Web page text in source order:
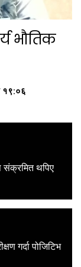
भौतिक
१९:०६
संक्रमित थपिए
गर्दा पोजिटिभ